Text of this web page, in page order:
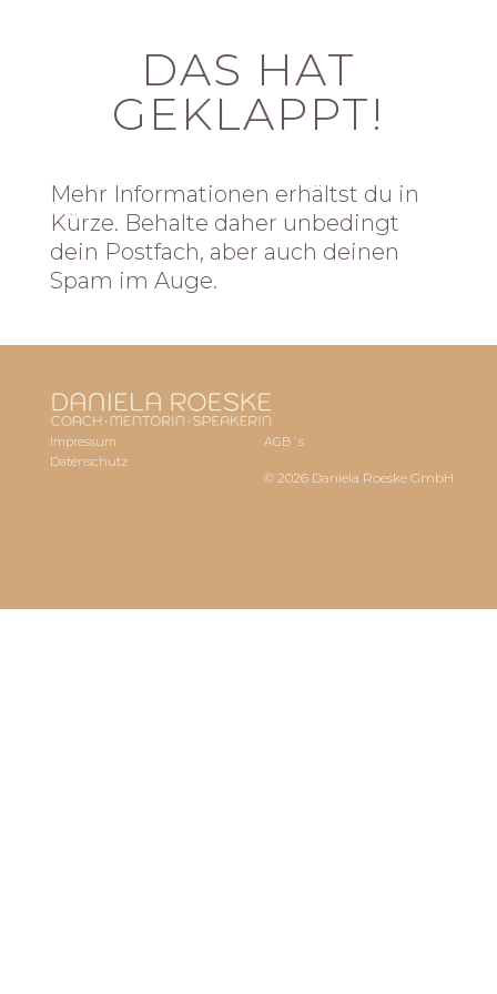
DAS HAT
GEKLAPPT!
Mehr Informationen erhältst du in
Kürze. Behalte daher unbedingt
dein Postfach, aber auch deinen
Spam im Auge.
Impressum
Datenschutz
AGB´s
© 2026 Daniela Roeske GmbH